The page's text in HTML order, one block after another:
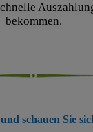
bekommen.
schauen Sie